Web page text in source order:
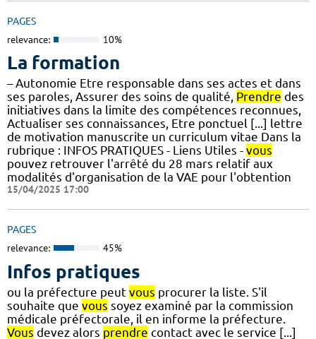
PAGES
relevance: 10%
La formation
– Autonomie Etre responsable dans ses actes et dans
ses paroles, Assurer des soins de qualité, Prendre des
initiatives dans la limite des compétences reconnues,
Actualiser ses connaissances, Etre ponctuel [...] lettre
de motivation manuscrite un curriculum vitae Dans la
rubrique : INFOS PRATIQUES - Liens Utiles - vous
pouvez retrouver l'arrêté du 28 mars relatif aux
modalités d'organisation de la VAE pour l'obtention
15/04/2025 17:00
PAGES
relevance: 45%
Infos pratiques
ou la préfecture peut vous procurer la liste. S'il
souhaite que vous soyez examiné par la commission
médicale préfectorale, il en informe la préfecture.
Vous devez alors prendre contact avec le service [...]